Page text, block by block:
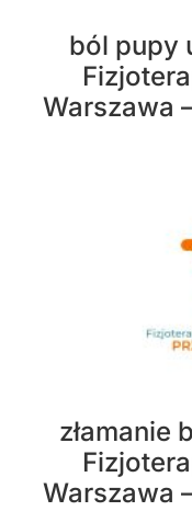
ból pupy
Warszawa
złamanie
Warszawa